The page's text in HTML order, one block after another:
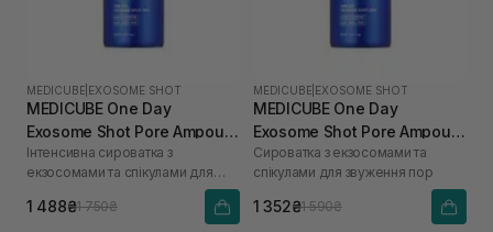
MEDICUBE EXOSOME SHOT
MEDICUBE One Day
Exosome Shot Pore Ampoule
7500 30 мл
Інтенсивна сироватка з
екзосомами та спікулами для
1 488₴1 750₴
MEDICUBE EXOSOME SHOT
MEDICUBE One Day
Exosome Shot Pore Ampoule
2000 30 мл
Сироватка з екзосомами та
спікулами для звуження пор
1 352₴1 590₴